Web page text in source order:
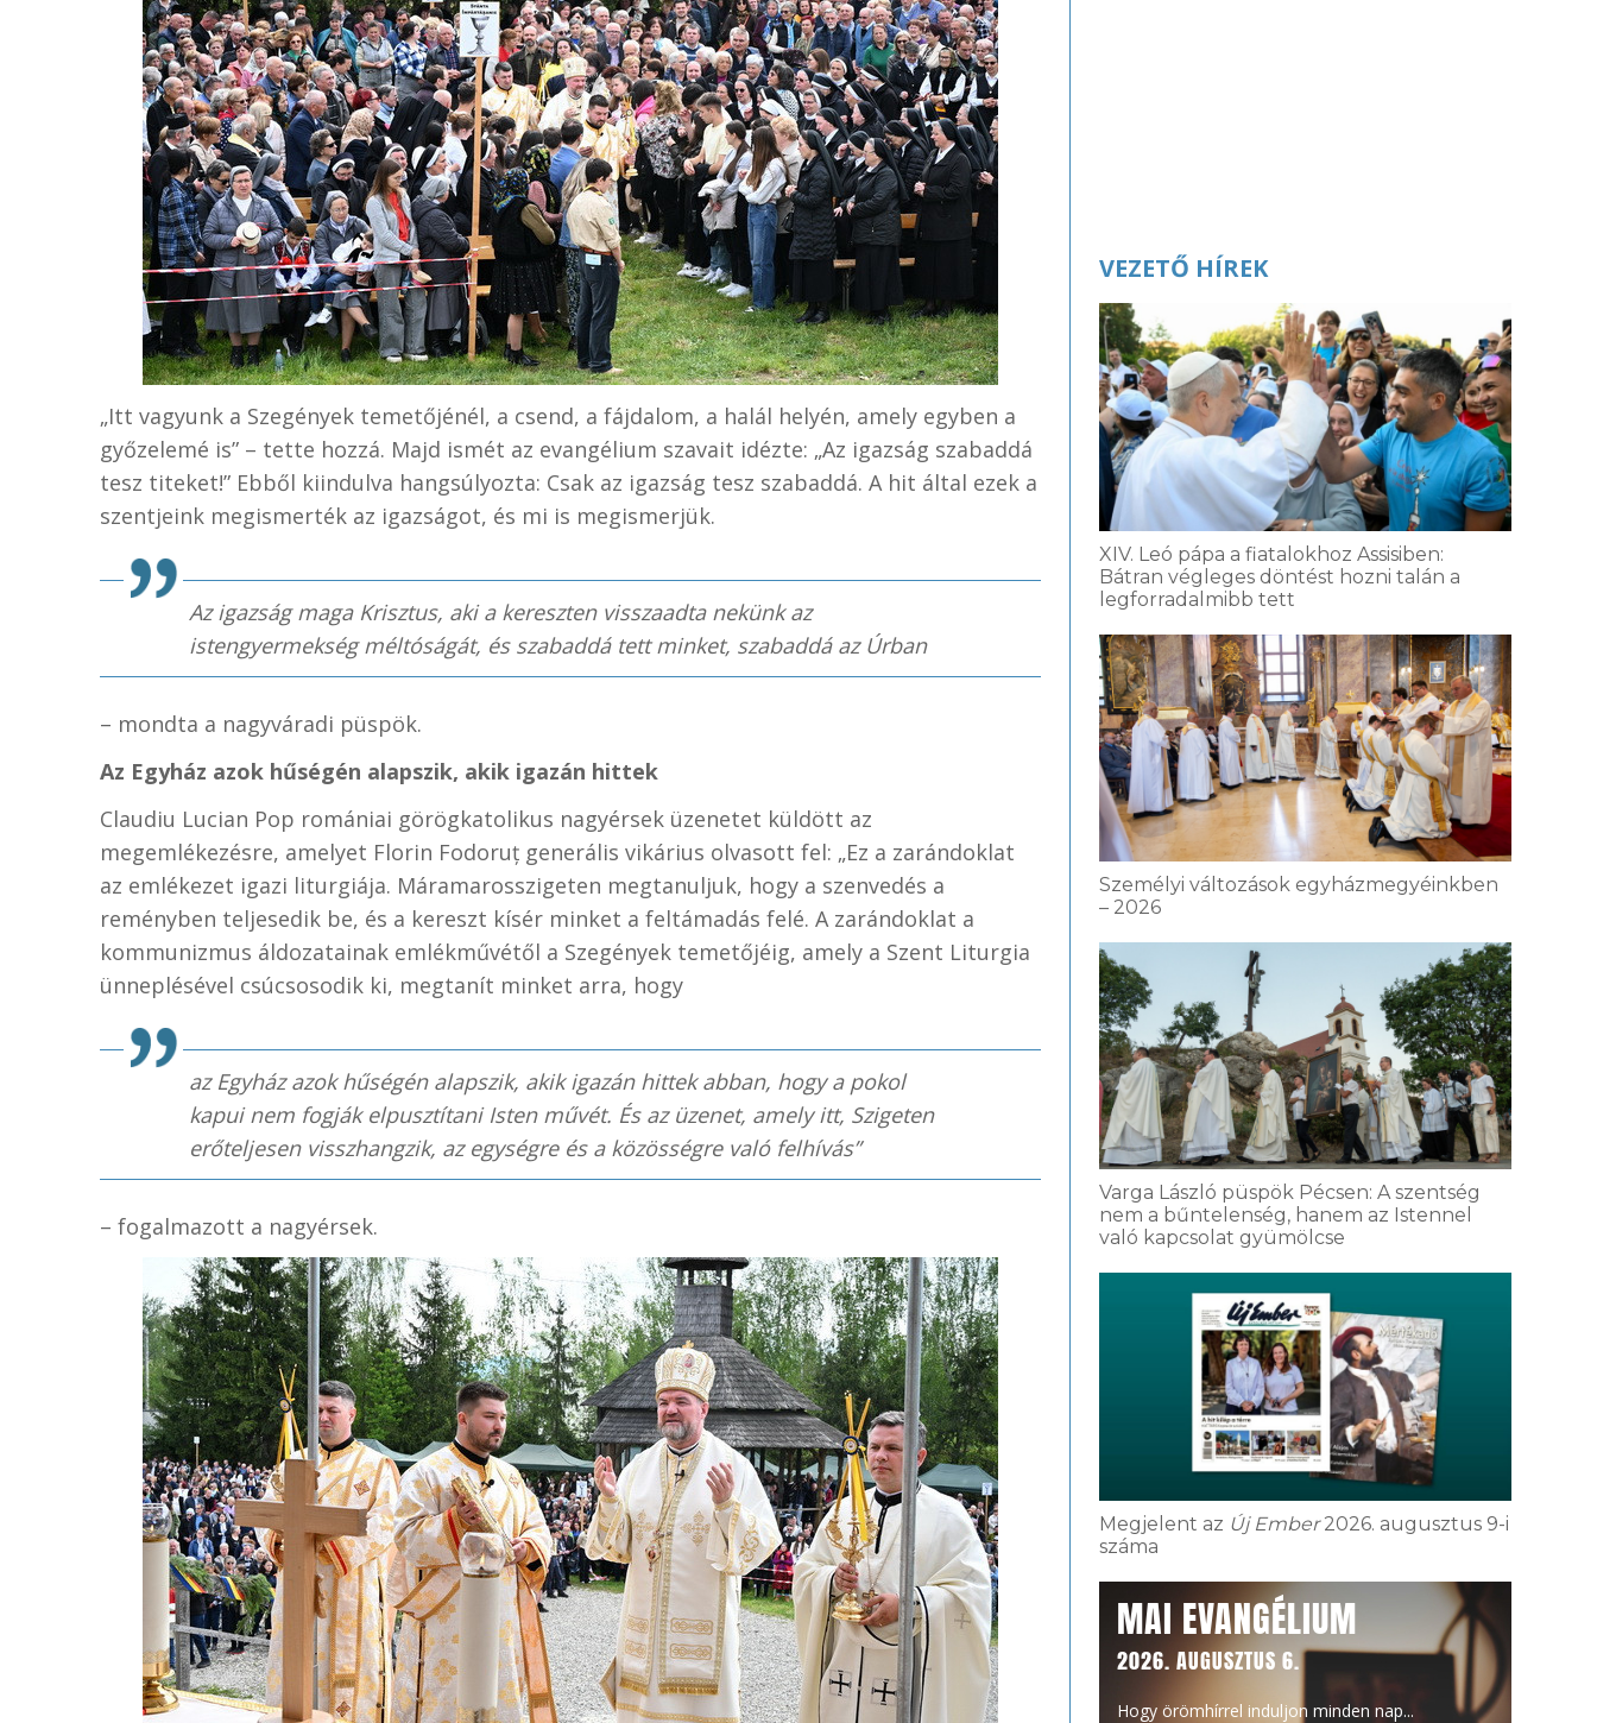
„Itt vagyunk a Szegények temetőjénél, a csend, a fájdalom, a halál helyén, amely egyben a
győzelemé is” – tette hozzá. Majd ismét az evangélium szavait idézte: „Az igazság szabaddá
tesz titeket!” Ebből kiindulva hangsúlyozta: Csak az igazság tesz szabaddá. A hit által ezek a
szentjeink megismerték az igazságot, és mi is megismerjük.
Az igazság maga Krisztus, aki a kereszten visszaadta nekünk az
istengyermekség méltóságát, és szabaddá tett minket, szabaddá az Úrban
– mondta a nagyváradi püspök.
Az Egyház azok hűségén alapszik, akik igazán hittek
Claudiu Lucian Pop romániai görögkatolikus nagyérsek üzenetet küldött az
megemlékezésre, amelyet Florin Fodoruț generális vikárius olvasott fel: „Ez a zarándoklat
az emlékezet igazi liturgiája. Máramarosszigeten megtanuljuk, hogy a szenvedés a
reményben teljesedik be, és a kereszt kísér minket a feltámadás felé. A zarándoklat a
kommunizmus áldozatainak emlékművétől a Szegények temetőjéig, amely a Szent Liturgia
ünneplésével csúcsosodik ki, megtanít minket arra, hogy
az Egyház azok hűségén alapszik, akik igazán hittek abban, hogy a pokol
kapui nem fogják elpusztítani Isten művét. És az üzenet, amely itt, Szigeten
erőteljesen visszhangzik, az egységre és a közösségre való felhívás”
– fogalmazott a nagyérsek.
VEZETŐ HÍREK
XIV. Leó pápa a fiatalokhoz Assisiben:
Bátran végleges döntést hozni talán a
legforradalmibb tett
Személyi változások egyházmegyéinkben
– 2026
Varga László püspök Pécsen: A szentség
nem a bűntelenség, hanem az Istennel
való kapcsolat gyümölcse
Megjelent az Új Ember2026. augusztus 9-i
száma
MAI EVANGÉLIUM
2026. AUGUSZTUS 6.
Hogy örömhírrel induljon minden nap...